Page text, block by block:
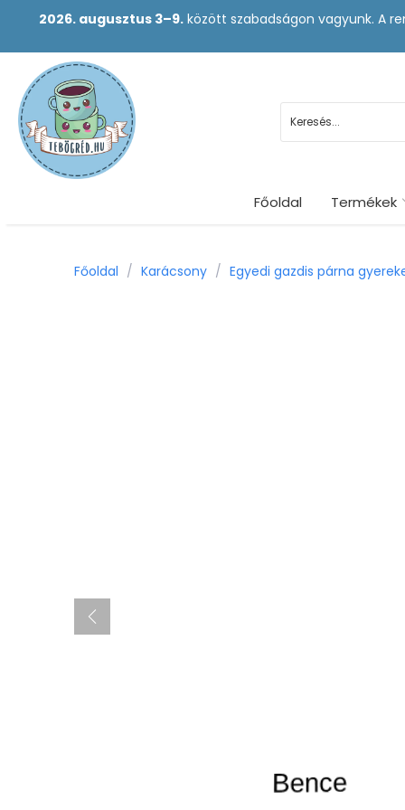
2026. augusztus 3–9. között szabadságon vagyunk. A
Főoldal Termékek
Főoldal / Karácsony / Egyedi gazdis párna